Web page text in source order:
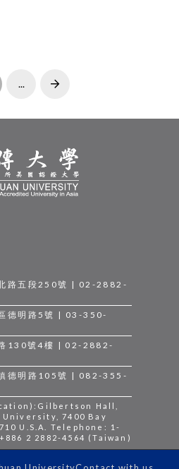
... Next
路五段250號 | 02-2882-
德明路5號 | 03-350-
130號4樓 | 02-2882-
德明路105號 | 082-355-
Hall,
University, 7400 Bay
U.S.A. Telephone: 1-
2 2882-4564 (Taiwan)